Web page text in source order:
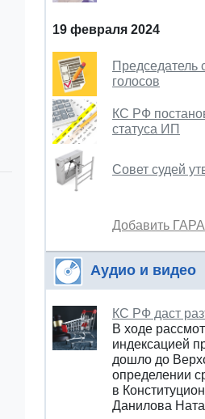
19 февраля 2024
Председатель
голосов
КС РФ
статуса ИП
Совет судей
Добавить
Аудио и видео
КС РФ даст
В ходе
индексацией
дошло до
определении
в
Данилова